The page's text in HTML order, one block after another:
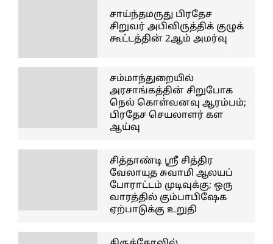
சாய்ந்தமருது பிரதேச
சிறுவர் அபிவிருத்திக் குழுக்
கூட்டத்தின் 2ஆம் அமர்வு
சம்மாந்துறையில்
அரசாங்கத்தின் சிறுபோக
நெல் கொள்வனவு ஆரம்பம்;
பிரதேச செயலாளர் கள
ஆய்வு
சித்தாண்டி ஸ்ரீ சித்திர
வேலாயுத சுவாமி ஆலயப்
போராட்டம் முடிவுக்கு; ஒரு
வாரத்தில் கும்பாபிஷேக
ஏற்பாடுக்கு உறுதி